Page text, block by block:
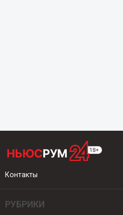
Контакты
РУБРИКИ